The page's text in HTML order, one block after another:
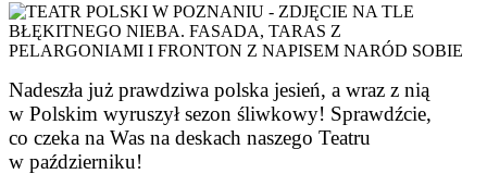
Nadeszła już prawdziwa polska jesień, a wraz z nią
w Polskim wyruszył sezon śliwkowy! Sprawdźcie,
co czeka na Was na deskach naszego Teatru
w październiku!